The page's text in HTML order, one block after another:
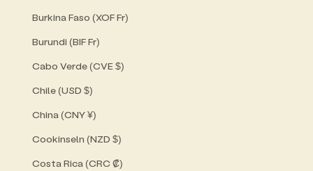
Burkina Faso (XOF Fr)
Burundi (BIF Fr)
Cabo Verde (CVE $)
Chile (USD $)
China (CNY ¥)
Cookinseln (NZD $)
Costa Rica (CRC ₡)